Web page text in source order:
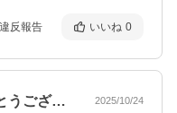
違反報告 いいね 0
いつも、迅速なご対応ありがとうございま… 2025/10/24